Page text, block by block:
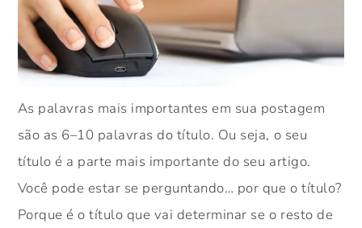
As palavras mais importantes em sua postagem
são as 6–10 palavras do título. Ou seja, o seu
título é a parte mais importante do seu artigo.
Você pode estar se perguntando… por que o título?
Porque é o título que vai determinar se o resto de